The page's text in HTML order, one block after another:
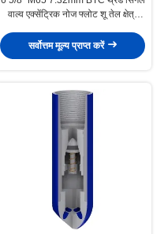
वाल्व एक्सेंट्रिक नोज फ्लोट शू तेल क्षेत्र
सर्वोत्तम मूल्य प्राप्त करें